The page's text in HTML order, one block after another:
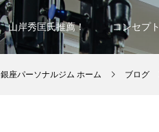
山岸秀匡氏推薦！ コンセプト
銀座パーソナルジム ホーム ブログ